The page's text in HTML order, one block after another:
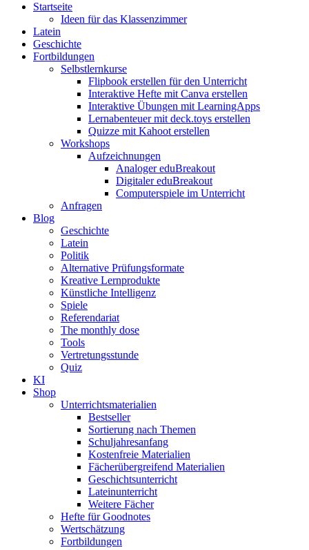
Startseite
Ideen für das Klassenzimmer
Latein
Geschichte
Fortbildungen
Selbstlernkurse
Flipbook erstellen für den Unterricht
Interaktive Hefte mit Canva erstellen
Interaktive Übungen mit LearningApps
Lernabenteuer mit deck.toys erstellen
Quizze mit Kahoot erstellen
Workshops
Aufzeichnungen
Analoger eduBreakout
Digitaler eduBreakout
Computerspiele im Unterricht
Anfragen
Blog
Geschichte
Latein
Politik
Alternative Prüfungsformate
Kreative Lernprodukte
Künstliche Intelligenz
Spiele
Referendariat
The monthly dose
Tools
Vertretungsstunde
Quiz
KI
Shop
Unterrichtsmaterialien
Bestseller
Sortierung nach Themen
Schuljahresanfang
Kostenfreie Materialien
Fächerübergreifend Materialien
Geschichtsunterricht
Lateinunterricht
Weitere Fächer
Hefte für Goodnotes
Wertschätzung
Fortbildungen